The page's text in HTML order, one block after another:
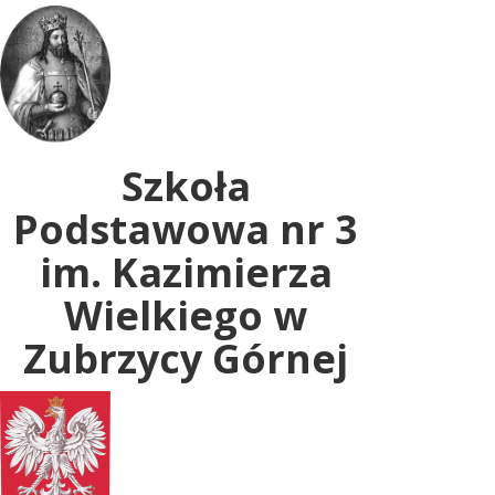
Uwaga:
ta
witryna
zawiera
system
dostępności.
Szkoła
Podstawowa nr 3
im. Kazimierza
Wielkiego w
Zubrzycy Górnej